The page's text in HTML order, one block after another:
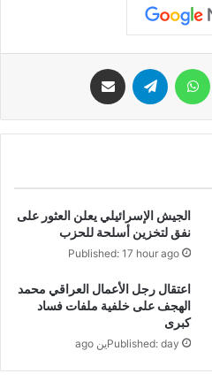
ماسنجر واتساب تيلقرام
‏الجيش الإسرائيلي يعلن العثور على
نفق لتخزين أسلحة للحزب
Published: 17 hour ago
اعتقال رجل الأعمال العراقي محمد
الهجف على خلفية ملفات فساد
كبرى
Published: dayين ago